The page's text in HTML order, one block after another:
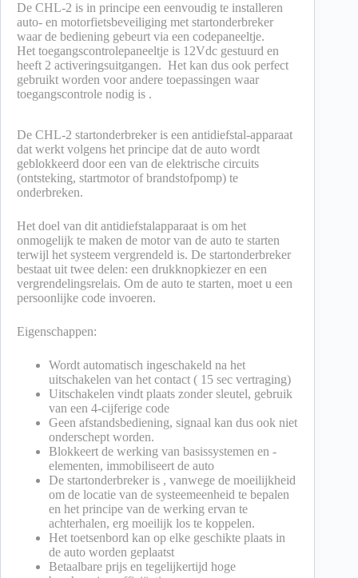
De CHL-2 is in principe een eenvoudig te installeren
auto- en motorfietsbeveiliging met startonderbreker
waar de bediening gebeurt via een codepaneeltje.
Het toegangscontrolepaneeltje is 12Vdc gestuurd en
heeft 2 activeringsuitgangen. Het kan dus ook perfect
gebruikt worden voor andere toepassingen waar
toegangscontrole nodig is .
De CHL-2 startonderbreker is een antidiefstal-apparaat
dat werkt volgens het principe dat de auto wordt
geblokkeerd door een van de elektrische circuits
(ontsteking, startmotor of brandstofpomp) te
onderbreken.
Het doel van dit antidiefstalapparaat is om het
onmogelijk te maken de motor van de auto te starten
terwijl het systeem vergrendeld is. De startonderbreker
bestaat uit twee delen: een drukknopkiezer en een
vergrendelingsrelais. Om de auto te starten, moet u een
persoonlijke code invoeren.
Eigenschappen:
Wordt automatisch ingeschakeld na het
uitschakelen van het contact ( 15 sec vertraging)
Uitschakelen vindt plaats zonder sleutel, gebruik
van een 4-cijferige code
Geen afstandsbediening, signaal kan dus ook niet
onderschept worden.
Blokkeert de werking van basissystemen en -
elementen, immobiliseert de auto
De startonderbreker is , vanwege de moeilijkheid
om de locatie van de systeemeenheid te bepalen
en het principe van de werking ervan te
achterhalen, erg moeilijk los te koppelen.
Het toetsenbord kan op elke geschikte plaats in
de auto worden geplaatst
Betaalbare prijs en tegelijkertijd hoge